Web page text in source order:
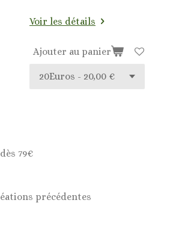
Voir les détails
Ajouter au panier
79€
précédentes